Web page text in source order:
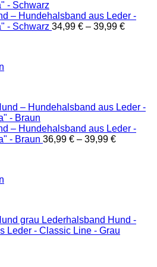
– Hundehalsband aus Leder -
- Schwarz 34,99 € – 39,99 €
– Hundehalsband aus Leder -
- Braun 36,99 € – 39,99 €
Lederhalsband Hund -
Leder - Classic Line - Grau